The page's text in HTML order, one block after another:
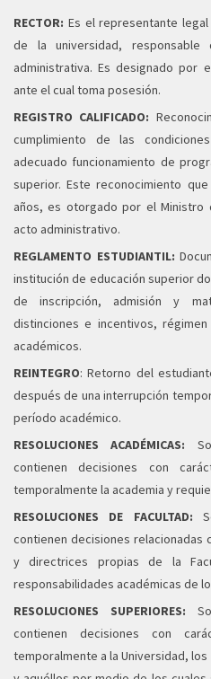
RECTOR: Es el representante
de la universidad,
administrativa. Es designado por
ante el cual toma posesión.
REGISTRO CALIFICADO:
cumplimiento de las
adecuado funcionamiento de
superior. Este reconocimiento
años, es otorgado por el Ministro
acto administrativo.
REGLAMENTO ESTUDIANTIL:
institución de educación superior
de inscripción, admisión y
distinciones e incentivos,
académicos.
REINTEGRO: Retorno del
después de una interrupción
período académico.
RESOLUCIONES ACADÉMICAS:
contienen decisiones con
temporalmente la academia y
RESOLUCIONES DE FACULTAD:
contienen decisiones
y directrices propias de la
responsabilidades académicas de
RESOLUCIONES SUPERIORES:
contienen decisiones con
temporalmente a la Universidad,